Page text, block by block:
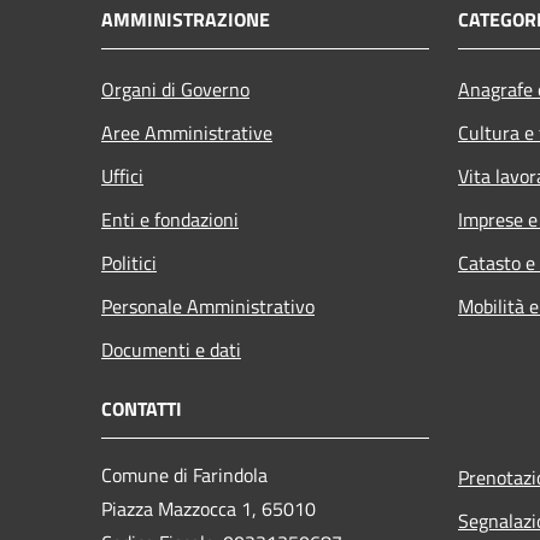
AMMINISTRAZIONE
Organi di Governo
Aree Amministrative
Uffici
Enti e fondazioni
Politici
Personale Amministrativo
Documenti e dati
Cultura
Vita
Imprese
Catasto
Mobilità
CONTATTI
Comune di Farindola
Piazza Mazzocca 1, 65010